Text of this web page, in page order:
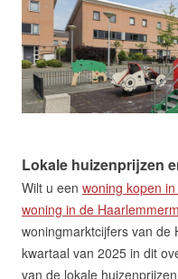
Lokale huizenprijzen
Wilt u een woning kopen
woning in de
woningmarktcijfers van de
kwartaal van 2025 in dit
van de lokale